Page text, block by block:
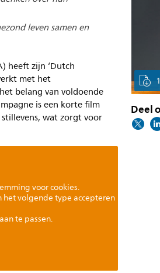
leven samen en
heeft zijn ‘Dutch
met het
belang van voldoende
is een korte film
wat zorgt voor
voor cookies.
volgende type accepteren
te passen.
Deel